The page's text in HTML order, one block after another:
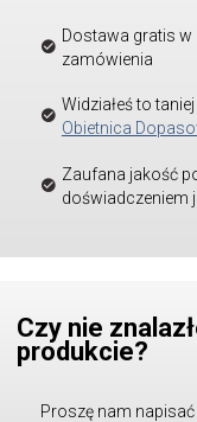
Dostawa gratis w
zamówienia
Widziałeś to
Obietnica
Zaufana jakość
doświadczeniem
Czy nie
produkcie?
Proszę nam napisać